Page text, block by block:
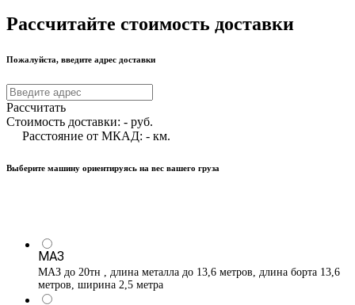
Рассчитайте стоимость доставки
Пожалуйста, введите адрес доставки
Рассчитать
Стоимость доставки: - руб.
Расстояние от МКАД: - км.
Выберите машину ориентируясь на вес вашего груза
МАЗ
МАЗ до 20тн , длина металла до 13,6 метров, длина борта 13,6
метров, ширина 2,5 метра